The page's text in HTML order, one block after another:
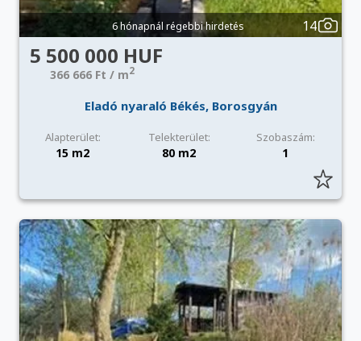
6 hónapnál régebbi hirdetés 14
5 500 000 HUF
366 666 Ft / m2
Eladó nyaraló Békés, Borosgyán
Alapterület: Telekterület: Szobaszám:
15 m2 80 m2 1